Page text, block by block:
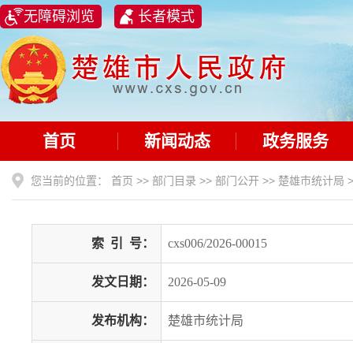
无障碍浏览 长者模式
首页 新闻动态 政务服务
您当前的位置： 首页 >> 部门目录 >> 部门公开 >> 楚雄市统计局
索 引 号： cxs006/2026-00015
发文日期： 2026-05-09
发布机构： 楚雄市统计局